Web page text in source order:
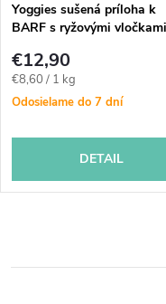
Yoggies sušená príloha k
BARF s ryžovými vločkami
€12,90
Jednotková
cena:
€8,60 / 1 kg
Odosielame do 7 dní
DETAIL